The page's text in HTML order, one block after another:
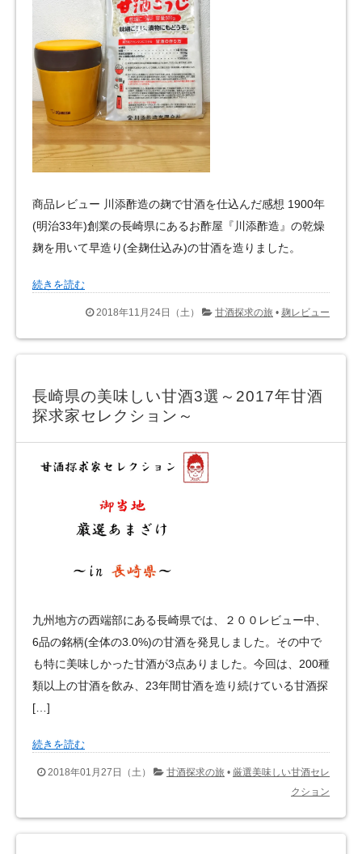
商品レビュー 川添酢造の麹で甘酒を仕込んだ感想 1900年
(明治33年)創業の長崎県にあるお酢屋『川添酢造』の乾燥
麹を用いて早造り(全麹仕込み)の甘酒を造りました。
続きを読む
2018年11月24日（土） 甘酒探求の旅 • 麹レビュー
長崎県の美味しい甘酒3選～2017年甘酒
探求家セレクション～
九州地方の西端部にある長崎県では、２００レビュー中、
6品の銘柄(全体の3.0%)の甘酒を発見しました。その中で
も特に美味しかった甘酒が3点ありました。今回は、200種
類以上の甘酒を飲み、23年間甘酒を造り続けている甘酒探
[…]
続きを読む
2018年01月27日（土） 甘酒探求の旅 • 厳選美味しい甘酒セレ
クション